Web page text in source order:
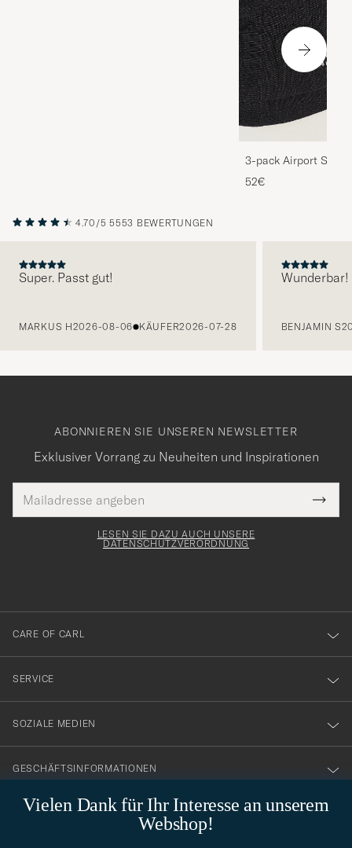
3-pack Airport
Melange
52€
4.70/5 5553 BEWERTUNGEN
Super. Passt gut!
MARKUS H2026-08-06 KÄUFER2026-07-28
Wunderbar!
BENJAMIN S
Vielen Dank für Ihr Interesse an unserem
Webshop!
ABONNIEREN SIE UNSEREN NEWSLETTER
Exklusiver Vorrang zu Neuheiten und Inspirationen
Mail
Adresse
Tack
för
dig
till
vårt
nyhetsbrev!
LESEN SIE DAZU AUCH UNSERE
DATENSCHUTZVERORDNUNG
CARE OF CARL
SERVICE
SOZIALE MEDIEN
GESCHÄFTSINFORMATIONEN